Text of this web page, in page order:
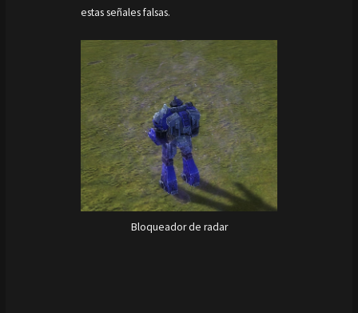
estas señales falsas.
Bloqueador de radar